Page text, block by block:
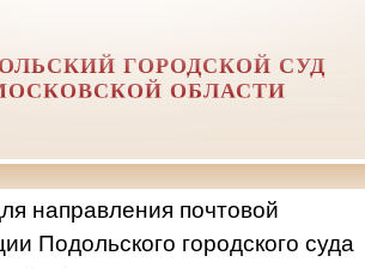
ГОРОДСКОЙ СУД
ОБЛАСТИ
направления почтовой
Подольского городского суда